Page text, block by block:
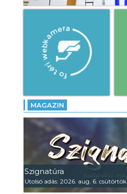
MAGAZIN
Szignatúra
Utolsó adás: 2026. aug. 6. csütörtök